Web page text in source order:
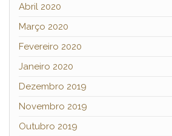
Abril 2020
Março 2020
Fevereiro 2020
Janeiro 2020
Dezembro 2019
Novembro 2019
Outubro 2019